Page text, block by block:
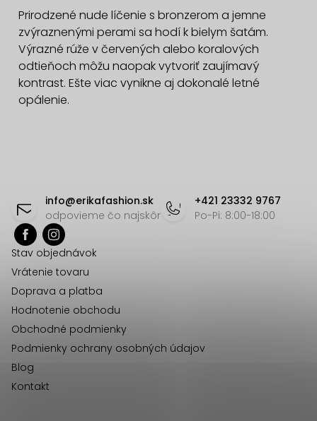
a
c
i
e
p
p
k
o
v
a
n
Prirodzené nude líčenie s bronzerom a jemne
zvýraznenými perami sa hodí k bielym šatám.
Výrazné rúže v červených alebo koralových
odtieňoch môžu naopak vytvoriť zaujímavý
kontrast. Ešte viac vynikne aj dokonalé letné
opálenie.
info@erikafashion.sk
odpovieme čo najskôr
+421 23332 9767
Po-Pi: 8:00-18:00
Stav objednávok
Vrátenie tovaru
Doprava a platba
Hodnotenie obchodu
Obchodné podmienky
Podmienky ochrany osobných údajov
Blog
Kontakt